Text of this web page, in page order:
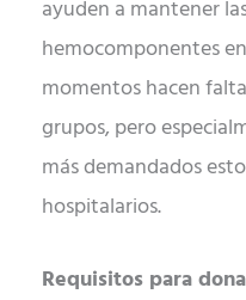
ayuden a mantener
hemocomponentes
momentos hacen
grupos, pero
más demandados
hospitalarios.
Requisitos para